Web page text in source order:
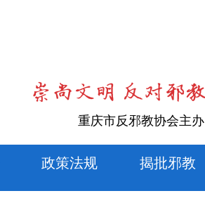
重庆市反邪教协会主办
政策法规 揭批邪教